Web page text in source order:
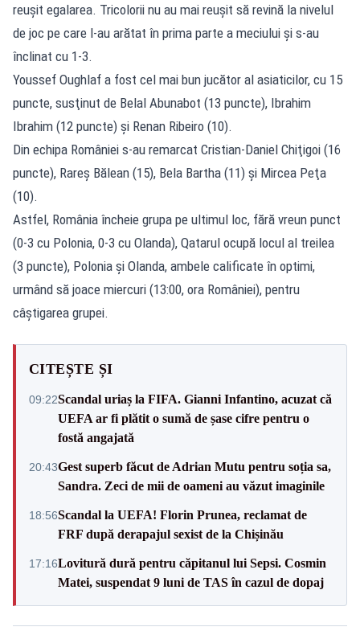
reuşit egalarea. Tricolorii nu au mai reuşit să revină la nivelul
de joc pe care l-au arătat în prima parte a meciului şi s-au
înclinat cu 1-3.
Youssef Oughlaf a fost cel mai bun jucător al asiaticilor, cu 15
puncte, susţinut de Belal Abunabot (13 puncte), Ibrahim
Ibrahim (12 puncte) şi Renan Ribeiro (10).
Din echipa României s-au remarcat Cristian-Daniel Chiţigoi (16
puncte), Rareş Bălean (15), Bela Bartha (11) şi Mircea Peţa
(10).
Astfel, România încheie grupa pe ultimul loc, fără vreun punct
(0-3 cu Polonia, 0-3 cu Olanda), Qatarul ocupă locul al treilea
(3 puncte), Polonia şi Olanda, ambele calificate în optimi,
urmând să joace miercuri (13:00, ora României), pentru
câştigarea grupei.
CITEȘTE ȘI
09:22Scandal uriaș la FIFA. Gianni Infantino, acuzat că
UEFA ar fi plătit o sumă de șase cifre pentru o
fostă angajată
20:43Gest superb făcut de Adrian Mutu pentru soția sa,
Sandra. Zeci de mii de oameni au văzut imaginile
18:56Scandal la UEFA! Florin Prunea, reclamat de
FRF după derapajul sexist de la Chișinău
17:16Lovitură dură pentru căpitanul lui Sepsi. Cosmin
Matei, suspendat 9 luni de TAS în cazul de dopaj